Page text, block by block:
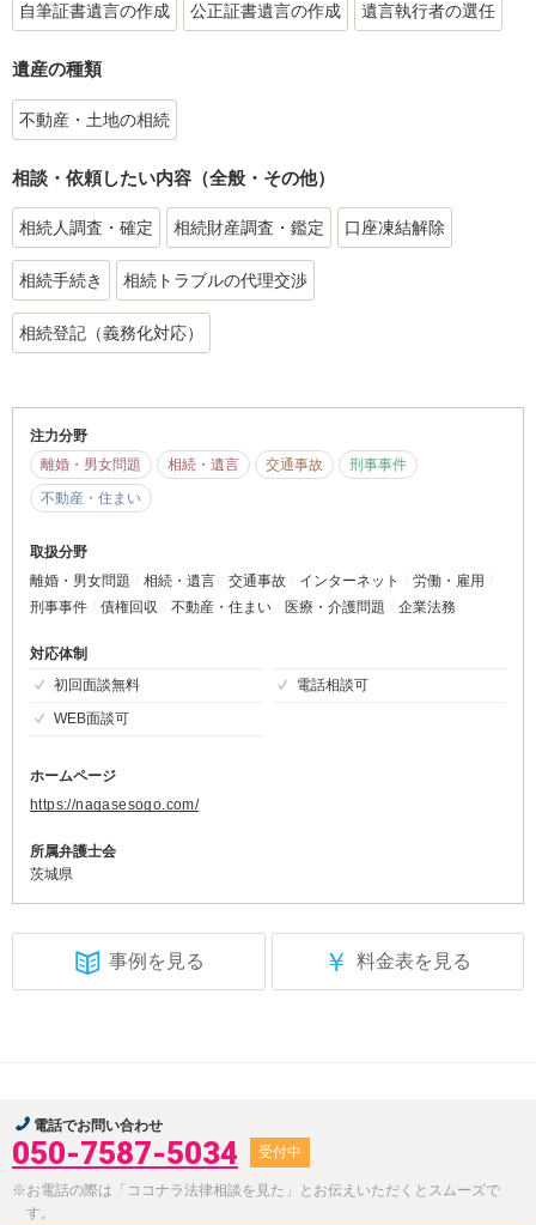
自筆証書遺言の作成 公正証書遺言の作成 遺言執行者の選任
遺産の種類
不動産・土地の相続
相談・依頼したい内容（全般・その他）
相続人調査・確定 相続財産調査・鑑定 口座凍結解除
相続手続き 相続トラブルの代理交渉
相続登記（義務化対応）
注力分野
離婚・男女問題
相続・遺言 交通事故
刑事事件
不動産・住まい
取扱分野
離婚・男女問題
相続・遺言 交通事故 インターネット
労働・雇用
刑事事件
債権回収 不動産・住まい 医療・介護問題 企業法務
対応体制
初回面談無料
電話相談可
WEB面談可
ホームページ
https://nagasesogo.com/
所属弁護士会
茨城県
事例を見る ￥ 料金表を見る
電話でお問い合わせ
050-7587-5034 受付中
※お電話の際は「ココナラ法律相談を見た」とお伝えいただくとスムーズで
す。